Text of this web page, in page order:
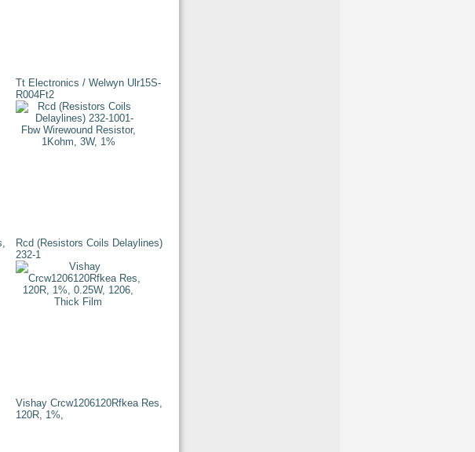
Tt Electronics / Welwyn Ulr15S-
R004Ft2
Rcd (Resistors Coils Delaylines)
232-1
Vishay Crcw1206120Rfkea Res,
120R, 1%,